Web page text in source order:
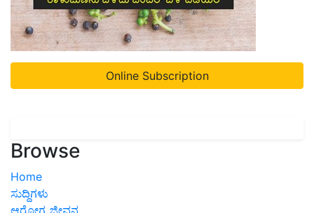
Online Subscription
Browse
Home
ಸುದ್ದಿಗಳು
ಆರೋಗ್ಯ ಜೀವನ